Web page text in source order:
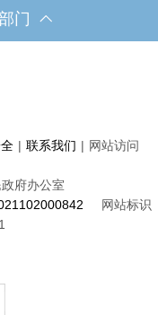
门
| 联系我们 | 网站访问
府办公室
网站标识